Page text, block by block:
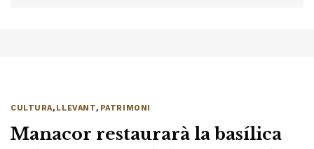
CULTURA, LLEVANT, PATRIMONI
Manacor restaurarà la basílica